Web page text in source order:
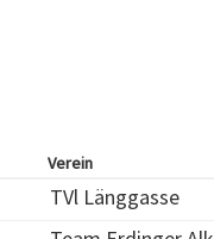
Verein
TVl Länggasse